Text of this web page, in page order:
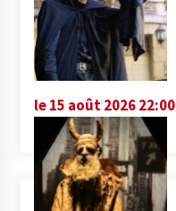
le 15 août 2026 22:00